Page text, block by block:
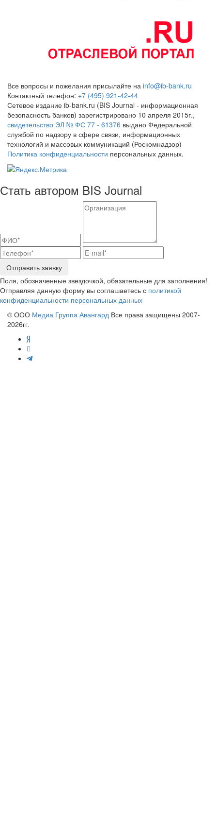
Все вопросы и пожелания присылайте на info@ib-bank.ru
Контактный телефон: +7 (495) 921-42-44
Сетевое издание ib-bank.ru (BIS Journal - информационная
безопасность банков) зарегистрировано 10 апреля 2015г.,
свидетельство ЭЛ № ФС 77 - 61376 выдано Федеральной
службой по надзору в сфере связи, информационных
технологий и массовых коммуникаций (Роскомнадзор)
Политика конфиденциальности персональных данных.
Стать автором BIS Journal
Отправить заявку
Поля, обозначенные звездочкой, обязательные для заполнения!
Отправляя данную форму вы соглашаетесь с политикой
конфиденциальности персональных данных
© ООО Медиа Группа Авангард Все права защищены 2007-
2026гг.